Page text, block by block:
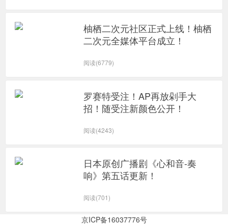
柚栖二次元社区正式上线！柚栖
二次元全媒体平台成立！
阅读(6779)
罗赛特受注！AP再放剁手大
招！随受注新颜色公开！
阅读(4243)
日本原创广播剧《心和音-奏
响》第五话更新！
阅读(701)
京ICP备16037776号